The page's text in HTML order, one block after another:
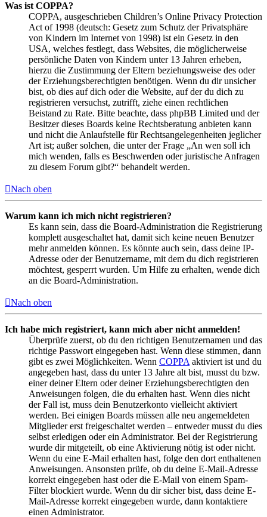
Was ist COPPA?
COPPA, ausgeschrieben Children’s Online Privacy Protection
Act of 1998 (deutsch: Gesetz zum Schutz der Privatsphäre
von Kindern im Internet von 1998) ist ein Gesetz in den
USA, welches festlegt, dass Websites, die möglicherweise
persönliche Daten von Kindern unter 13 Jahren erheben,
hierzu die Zustimmung der Eltern beziehungsweise des oder
der Erziehungsberechtigten benötigen. Wenn du dir unsicher
bist, ob dies auf dich oder die Website, auf der du dich zu
registrieren versuchst, zutrifft, ziehe einen rechtlichen
Beistand zu Rate. Bitte beachte, dass phpBB Limited und der
Besitzer dieses Boards keine Rechtsberatung anbieten kann
und nicht die Anlaufstelle für Rechtsangelegenheiten jeglicher
Art ist; außer solchen, die unter der Frage „An wen soll ich
mich wenden, falls es Beschwerden oder juristische Anfragen
zu diesem Forum gibt?“ behandelt werden.
Nach oben
Warum kann ich mich nicht registrieren?
Es kann sein, dass die Board-Administration die Registrierung
komplett ausgeschaltet hat, damit sich keine neuen Benutzer
mehr anmelden können. Es könnte auch sein, dass deine IP-
Adresse oder der Benutzername, mit dem du dich registrieren
möchtest, gesperrt wurden. Um Hilfe zu erhalten, wende dich
an die Board-Administration.
Nach oben
Ich habe mich registriert, kann mich aber nicht anmelden!
Überprüfe zuerst, ob du den richtigen Benutzernamen und das
richtige Passwort eingegeben hast. Wenn diese stimmen, dann
gibt es zwei Möglichkeiten. Wenn COPPA aktiviert ist und du
angegeben hast, dass du unter 13 Jahre alt bist, musst du bzw.
einer deiner Eltern oder deiner Erziehungsberechtigten den
Anweisungen folgen, die du erhalten hast. Wenn dies nicht
der Fall ist, muss dein Benutzerkonto vielleicht aktiviert
werden. Bei einigen Boards müssen alle neu angemeldeten
Mitglieder erst freigeschaltet werden – entweder musst du dies
selbst erledigen oder ein Administrator. Bei der Registrierung
wurde dir mitgeteilt, ob eine Aktivierung nötig ist oder nicht.
Wenn du eine E-Mail erhalten hast, folge den dort enthaltenen
Anweisungen. Ansonsten prüfe, ob du deine E-Mail-Adresse
korrekt eingegeben hast oder die E-Mail von einem Spam-
Filter blockiert wurde. Wenn du dir sicher bist, dass deine E-
Mail-Adresse korrekt eingegeben wurde, dann kontaktiere
einen Administrator.